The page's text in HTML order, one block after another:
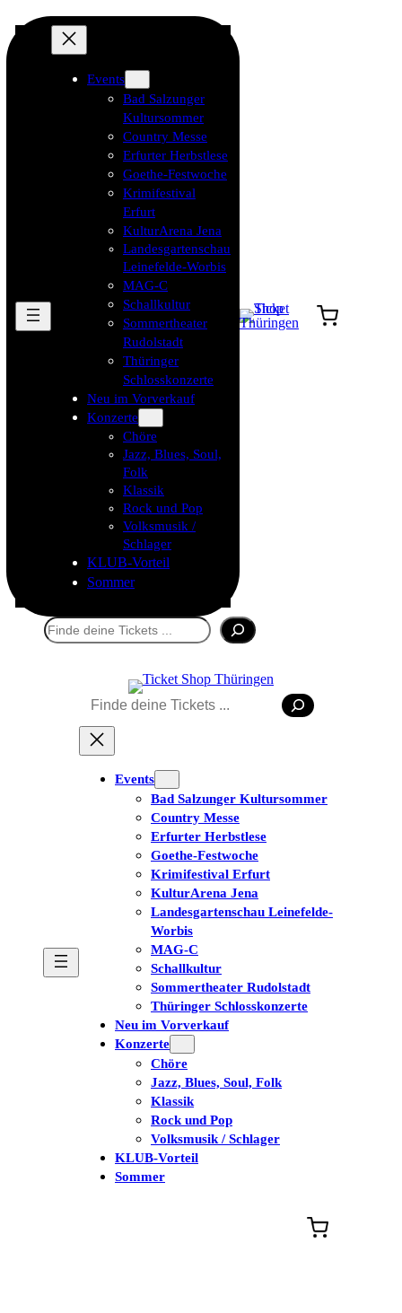
Events
Bad Salzunger
Kultursommer
Country Messe
Erfurter Herbstlese
Goethe-Festwoche
Krimifestival
Erfurt
KulturArena Jena
Landesgartenschau
Leinefelde-Worbis
MAG-C
Schallkultur
Sommertheater
Rudolstadt
Thüringer
Schlosskonzerte
Neu im Vorverkauf
Konzerte
Chöre
Jazz, Blues, Soul,
Folk
Klassik
Rock und Pop
Volksmusik /
Schlager
KLUB-Vorteil
Sommer
Suchen
Suchen
Events
Bad Salzunger Kultursommer
Country Messe
Erfurter Herbstlese
Goethe-Festwoche
Krimifestival Erfurt
KulturArena Jena
Landesgartenschau Leinefelde-
Worbis
MAG-C
Schallkultur
Sommertheater Rudolstadt
Thüringer Schlosskonzerte
Neu im Vorverkauf
Konzerte
Chöre
Jazz, Blues, Soul, Folk
Klassik
Rock und Pop
Volksmusik / Schlager
KLUB-Vorteil
Sommer